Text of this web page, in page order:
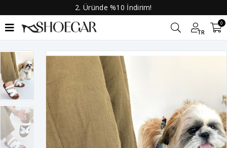
2. Üründe %10 İndirim!
TR
0